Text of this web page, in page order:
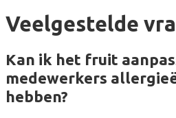
Veelgestelde
Kan ik het fruit
medewerkers
hebben?